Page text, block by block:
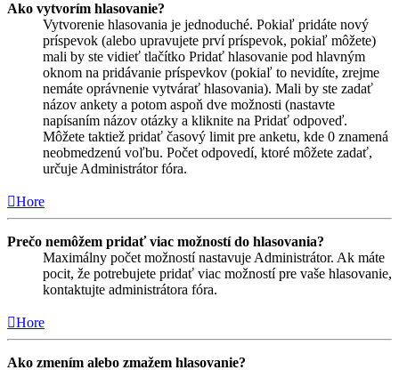
Ako vytvorím hlasovanie?
Vytvorenie hlasovania je jednoduché. Pokiaľ pridáte nový
príspevok (alebo upravujete prví príspevok, pokiaľ môžete)
mali by ste vidieť tlačítko Pridať hlasovanie pod hlavným
oknom na pridávanie príspevkov (pokiaľ to nevidíte, zrejme
nemáte oprávnenie vytvárať hlasovania). Mali by ste zadať
názov ankety a potom aspoň dve možnosti (nastavte
napísaním názov otázky a kliknite na Pridať odpoveď.
Môžete taktiež pridať časový limit pre anketu, kde 0 znamená
neobmedzenú voľbu. Počet odpovedí, ktoré môžete zadať,
určuje Administrátor fóra.
Hore
Prečo nemôžem pridať viac možností do hlasovania?
Maximálny počet možností nastavuje Administrátor. Ak máte
pocit, že potrebujete pridať viac možností pre vaše hlasovanie,
kontaktujte administrátora fóra.
Hore
Ako zmením alebo zmažem hlasovanie?